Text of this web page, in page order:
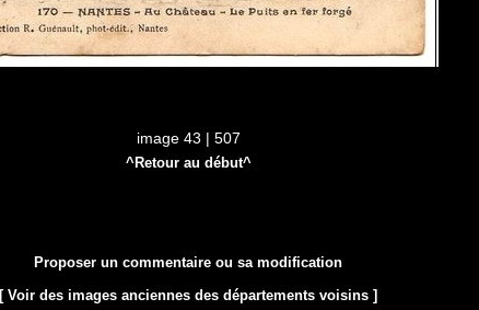
image 43 | 507
^Retour au début^
Proposer un commentaire ou sa modification
[ Voir des images anciennes des départements voisins ]